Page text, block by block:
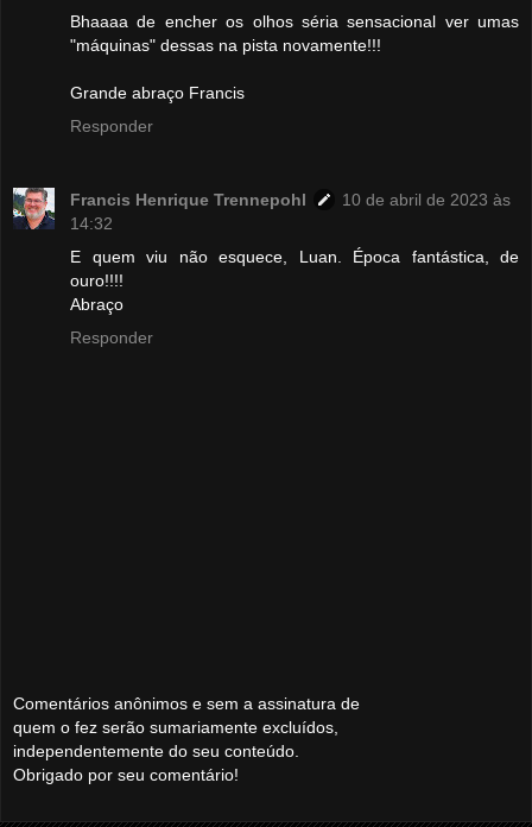
Bhaaaa de encher os olhos séria sensacional ver umas
"máquinas" dessas na pista novamente!!!
Grande abraço Francis
Responder
Francis Henrique Trennepohl
10 de abril de 2023 às
14:32
E quem viu não esquece, Luan. Época fantástica, de
ouro!!!!
Abraço
Responder
Comentários anônimos e sem a assinatura de
quem o fez serão sumariamente excluídos,
independentemente do seu conteúdo.
Obrigado por seu comentário!